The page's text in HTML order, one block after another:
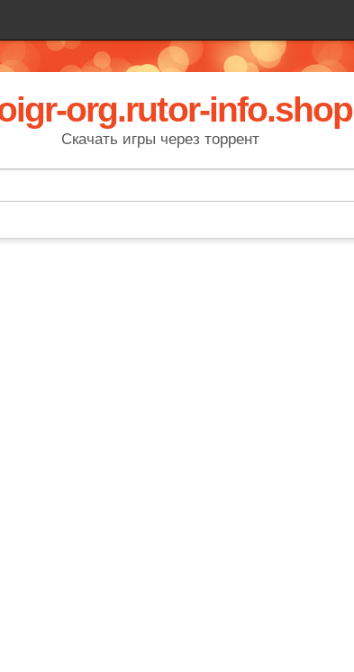
org.rutor-info.shop
Скачать игры через торрент